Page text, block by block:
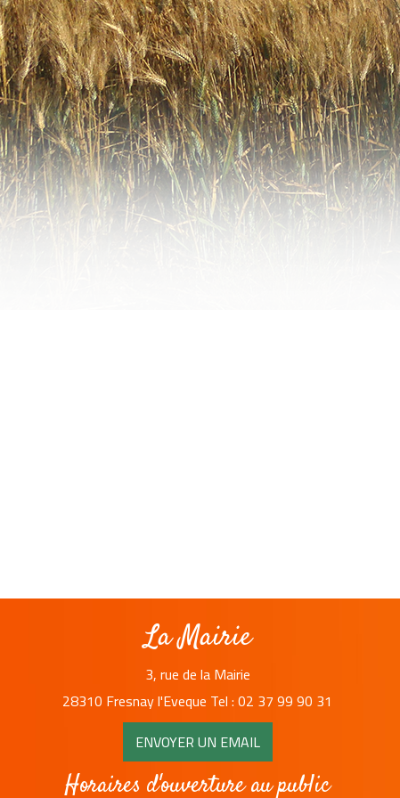
La Mairie
3, rue de la Mairie
28310 Fresnay l'Eveque Tel : 02 37 99 90 31
ENVOYER UN EMAIL
Horaires d'ouverture au public